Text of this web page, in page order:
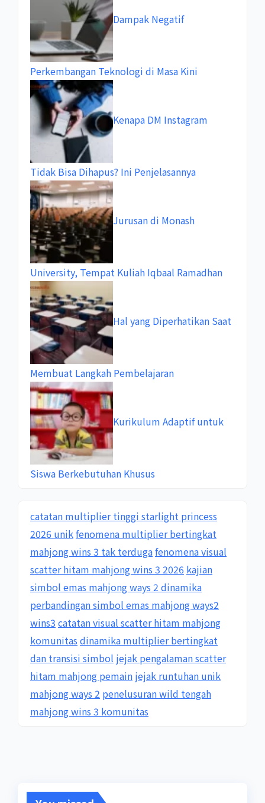
Dampak Negatif
Perkembangan Teknologi di Masa Kini
Kenapa DM Instagram
Tidak Bisa Dihapus? Ini Penjelasannya
Jurusan di Monash
University, Tempat Kuliah Iqbaal Ramadhan
Hal yang Diperhatikan Saat
Membuat Langkah Pembelajaran
Kurikulum Adaptif untuk
Siswa Berkebutuhan Khusus
catatan multiplier tinggi starlight princess
2026 unikfenomena multiplier bertingkat
mahjong wins 3 tak terdugafenomena visual
scatter hitam mahjong wins 3 2026 kajian
simbol emas mahjong ways 2 dinamika
perbandingan simbol emas mahjong ways2
wins3 catatan visual scatter hitam mahjong
komunitas dinamika multiplier bertingkat
dan transisi simbol jejak pengalaman scatter
hitam mahjong pemain jejak runtuhan unik
mahjong ways 2 penelusuran wild tengah
mahjong wins 3 komunitas